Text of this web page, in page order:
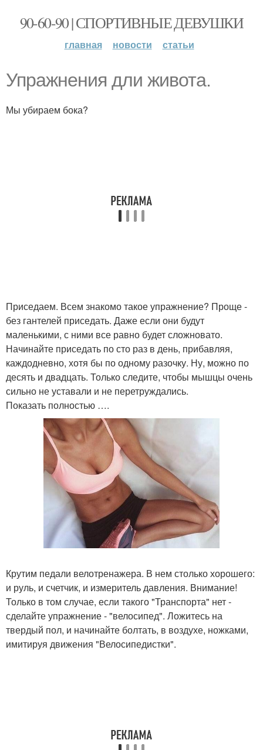
90-60-90 | СПОРТИВНЫЕ ДЕВУШКИ
главная новости статьи
Упражнения дли живота.
Мы убираем бока?
Приседаем. Всем знакомо такое упражнение? Проще -
без гантелей приседать. Даже если они будут
маленькими, с ними все равно будет сложновато.
Начинайте приседать по сто раз в день, прибавляя,
каждодневно, хотя бы по одному разочку. Ну, можно по
десять и двадцать. Только следите, чтобы мышцы очень
сильно не уставали и не перетруждались.
Показать полностью ….
Крутим педали велотренажера. В нем столько хорошего:
и руль, и счетчик, и измеритель давления. Внимание!
Только в том случае, если такого "Транспорта" нет -
сделайте упражнение - "велосипед". Ложитесь на
твердый пол, и начинайте болтать, в воздухе, ножками,
имитируя движения "Велосипедистки".